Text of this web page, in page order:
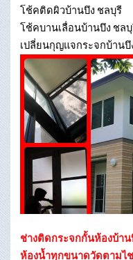
โช้คติดผิวบ้านบึง ชลบุรี
โช้คบานเลื่อนบ้านบึง ชล
เปลี่ยนกุญแจกระจกบ้านบึ
ช่างติดกระจกกั้นห้องบ้าน
ห้องน้ำทุกขนาดวัดตามไ